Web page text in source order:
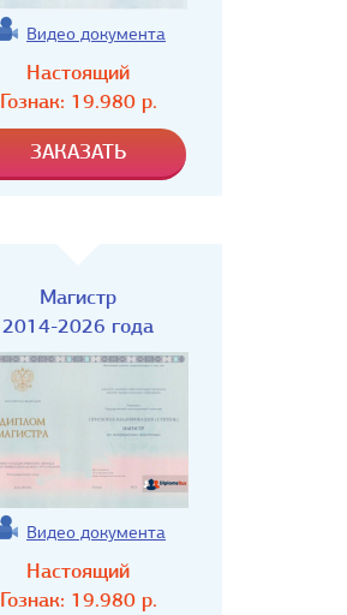
Видео документа
Настоящий
Гознак: 19.980р.
Магистр
2014-2026 года
Видео документа
Настоящий
Гознак: 19.980р.